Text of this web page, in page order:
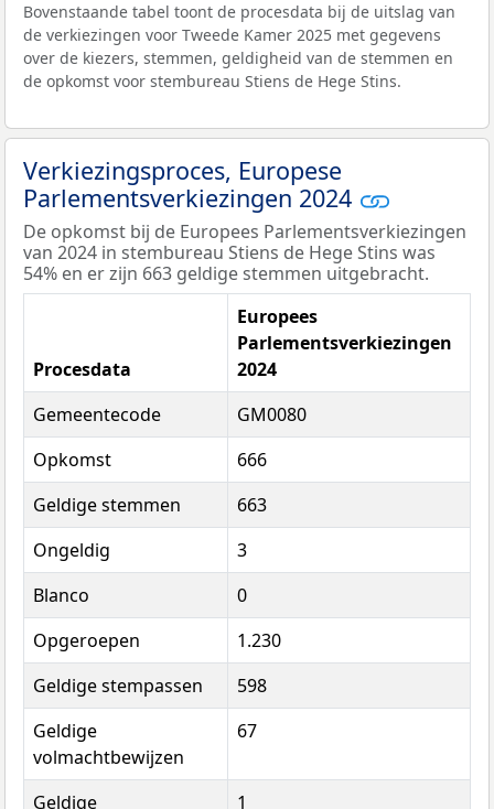
Bovenstaande tabel toont de procesdata bij de uitslag van
de verkiezingen voor Tweede Kamer 2025 met gegevens
over de kiezers, stemmen, geldigheid van de stemmen en
de opkomst voor stembureau Stiens de Hege Stins.
Verkiezingsproces, Europese
Parlementsverkiezingen 2024
De opkomst bij de Europees Parlementsverkiezingen
van 2024 in stembureau Stiens de Hege Stins was
54% en er zijn 663 geldige stemmen uitgebracht.
Procesdata
Europees
Parlementsverkiezingen
2024
Gemeentecode
GM0080
Opkomst
666
Geldige stemmen
663
Ongeldig
3
Blanco
0
Opgeroepen
1.230
Geldige stempassen
598
Geldige
volmachtbewijzen
67
Geldige
1